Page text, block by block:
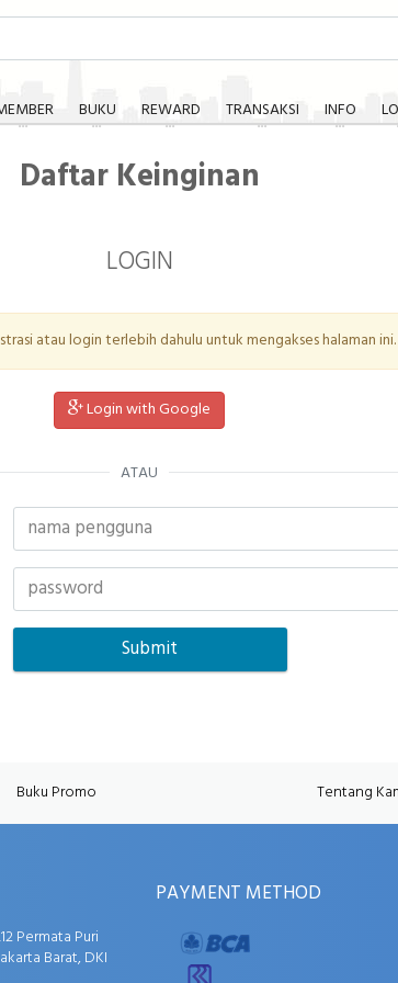
BUKU REWARD TRANSAKSI INFO
Daftar Keinginan
LOGIN
atau login terlebih dahulu untuk mengakses halaman ini.
Login with Google
ATAU
Buku Promo Tentang
Permata Puri
Barat, DKI
PAYMENT METHOD